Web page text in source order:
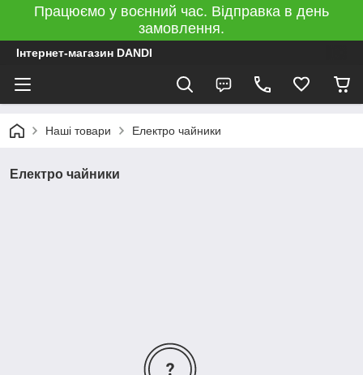
Працюємо у воєнний час. Відправка в день
замовлення.
Інтернет-магазин DANDI
Наші товари Електро чайники
Електро чайники